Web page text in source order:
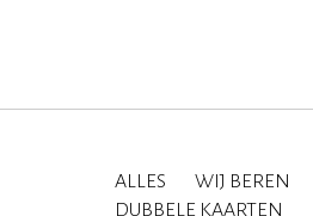
ALLES WIJ BEREN
DUBBELE KAARTEN